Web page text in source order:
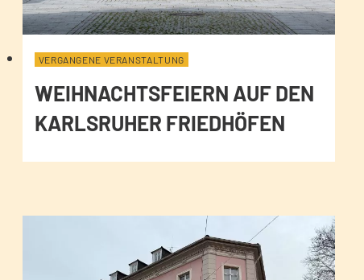
VERGANGENE VERANSTALTUNG
WEIHNACHTSFEIERN AUF DEN
KARLSRUHER FRIEDHÖFEN